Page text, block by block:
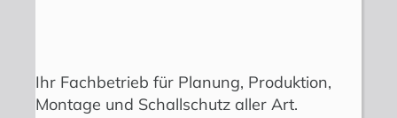
Ihr Fachbetrieb für Planung, Produktion,
Montage und Schallschutz aller Art.